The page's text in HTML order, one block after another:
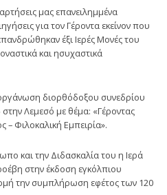
μας επανειλημμένα
για τον Γέροντα εκείνον που
έξι Ιερές Μονές του
και ησυχαστικά
διορθόδοξου συνεδρίου
Λεμεσό με θέμα: «Γέροντας
Φιλοκαλική Εμπειρία».
και την Διδασκαλία του η Ιερά
στην έκδοση εγκόλπιου
την συμπλήρωση εφέτος των 120